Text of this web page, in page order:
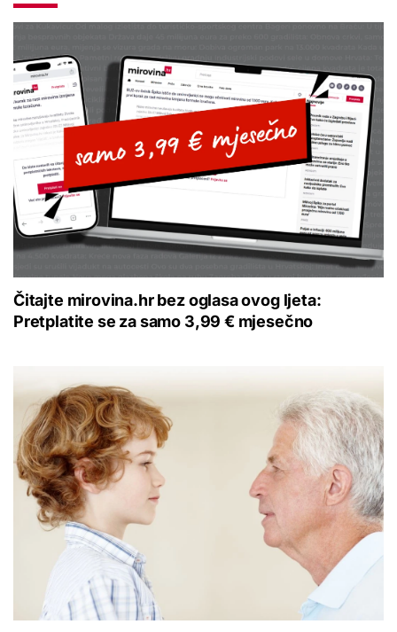
Čitajte mirovina.hr bez oglasa ovog ljeta:
Pretplatite se za samo 3,99 € mjesečno